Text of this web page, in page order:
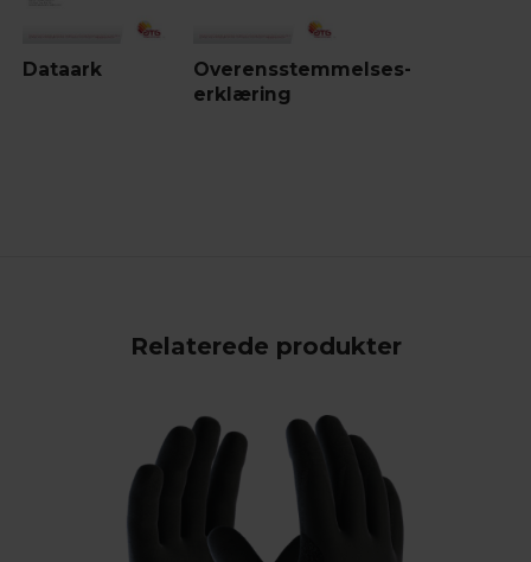
Dataark
Overensstemmelses-
erklæring
Relaterede produkter